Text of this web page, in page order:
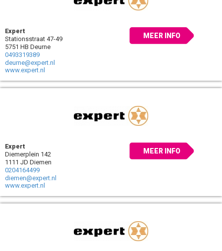
Expert
Stationsstraat 47-49
5751 HB Deurne
0493319389
deurne@expert.nl
www.expert.nl
MEER INFO
Expert
Diemerplein 142
1111 JD Diemen
0204164499
diemen@expert.nl
www.expert.nl
MEER INFO